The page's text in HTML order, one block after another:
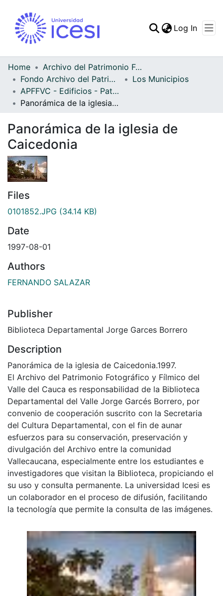
Statistics
Log In
Home
Archivo del Patrimonio Fotográfico y Fílmico del Valle del Cauca
Fondo Archivo del Patrimonio Fotográfico y Fílmico del Valle del Cauca
Los Municipios
APFFVC - Edificios - Patrimonial
Panorámica de la iglesia de Caicedonia
Panorámica de la iglesia de
Caicedonia
Files
0101852.JPG (34.14 KB)
Date
1997-08-01
Authors
FERNANDO SALAZAR
Publisher
Biblioteca Departamental Jorge Garces Borrero
Description
Panorámica de la iglesia de Caicedonia.1997.
El Archivo del Patrimonio Fotográfico y Fílmico del
Valle del Cauca es responsabilidad de la Biblioteca
Departamental del Valle Jorge Garcés Borrero, por
convenio de cooperación suscrito con la Secretaria
del Cultura Departamental, con el fin de aunar
esfuerzos para su conservación, preservación y
divulgación del Archivo entre la comunidad
Vallecaucana, especialmente entre los estudiantes e
investigadores que visitan la Biblioteca, propiciando el
su uso y consulta permanente. La universidad Icesi es
un colaborador en el proceso de difusión, facilitando
la tecnología que permite la consulta de las imágenes.